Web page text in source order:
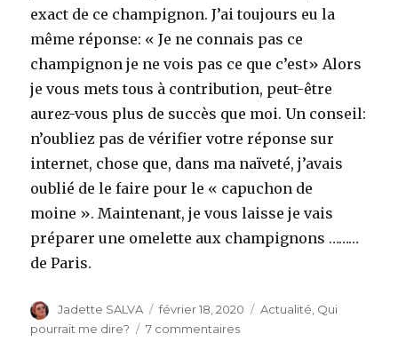
exact de ce champignon. J’ai toujours eu la
même réponse: « Je ne connais pas ce
champignon je ne vois pas ce que c’est» Alors
je vous mets tous à contribution, peut-être
aurez-vous plus de succès que moi. Un conseil:
n’oubliez pas de vérifier votre réponse sur
internet, chose que, dans ma naïveté, j’avais
oublié de le faire pour le « capuchon de
moine ». Maintenant, je vous laisse je vais
préparer une omelette aux champignons ………
de Paris.
Auteur
Jadette SALVA
Publié
le
février 18, 2020 Catégories
Actualité, Qui
pourrait me dire?
7 commentairessur